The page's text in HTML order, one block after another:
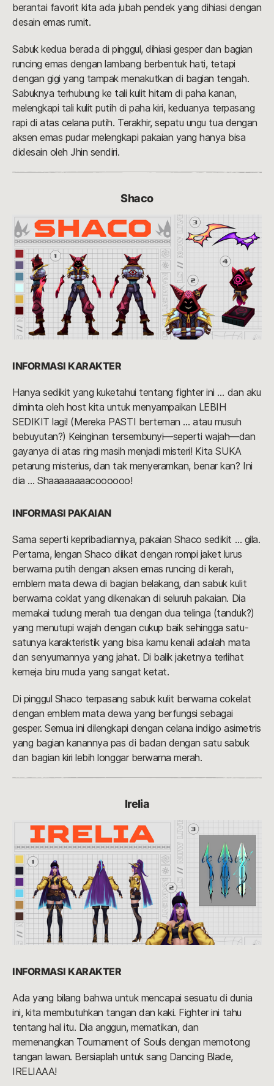
berantai favorit kita ada jubah pendek yang dihiasi dengan
desain emas rumit.
Sabuk kedua berada di pinggul, dihiasi gesper dan bagian
runcing emas dengan lambang berbentuk hati, tetapi
dengan gigi yang tampak menakutkan di bagian tengah.
Sabuknya terhubung ke tali kulit hitam di paha kanan,
melengkapi tali kulit putih di paha kiri, keduanya terpasang
rapi di atas celana putih. Terakhir, sepatu ungu tua dengan
aksen emas pudar melengkapi pakaian yang hanya bisa
didesain oleh Jhin sendiri.
Shaco
INFORMASI KARAKTER
Hanya sedikit yang kuketahui tentang fighter ini … dan aku
diminta oleh host kita untuk menyampaikan LEBIH
SEDIKIT lagi! (Mereka PASTI berteman … atau musuh
bebuyutan?) Keinginan tersembunyi—seperti wajah—dan
gayanya di atas ring masih menjadi misteri! Kita SUKA
petarung misterius, dan tak menyeramkan, benar kan? Ini
dia … Shaaaaaaaacoooooo!
INFORMASI PAKAIAN
Sama seperti kepribadiannya, pakaian Shaco sedikit … gila.
Pertama, lengan Shaco diikat dengan rompi jaket lurus
berwarna putih dengan aksen emas runcing di kerah,
emblem mata dewa di bagian belakang, dan sabuk kulit
berwarna coklat yang dikenakan di seluruh pakaian. Dia
memakai tudung merah tua dengan dua telinga (tanduk?)
yang menutupi wajah dengan cukup baik sehingga satu-
satunya karakteristik yang bisa kamu kenali adalah mata
dan senyumannya yang jahat. Di balik jaketnya terlihat
kemeja biru muda yang sangat ketat.
Di pinggul Shaco terpasang sabuk kulit berwarna cokelat
dengan emblem mata dewa yang berfungsi sebagai
gesper. Semua ini dilengkapi dengan celana indigo asimetris
yang bagian kanannya pas di badan dengan satu sabuk
dan bagian kiri lebih longgar berwarna merah.
Irelia
INFORMASI KARAKTER
Ada yang bilang bahwa untuk mencapai sesuatu di dunia
ini, kita membutuhkan tangan dan kaki. Fighter ini tahu
tentang hal itu. Dia anggun, mematikan, dan
memenangkan Tournament of Souls dengan memotong
tangan lawan. Bersiaplah untuk sang Dancing Blade,
IRELIAAA!